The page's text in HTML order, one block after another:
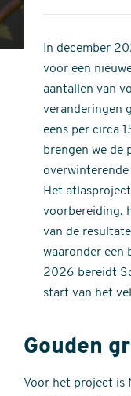
In december
voor een
aantallen van
veranderingen
eens per circa
brengen we de
Het
voorbereiding,
van de
waaronder een
2026 bereidt
start van het
Gouden
Voor het project is